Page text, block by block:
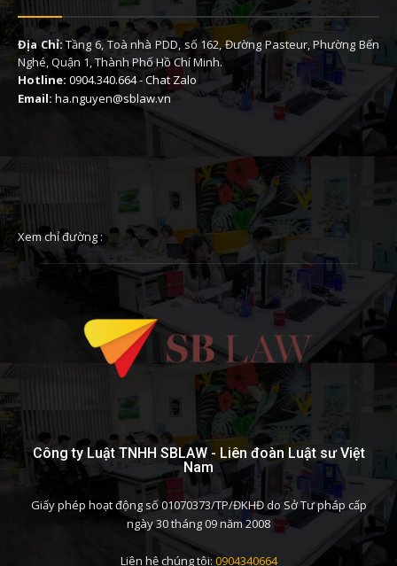
Địa Chỉ:Tầng 6, Toà nhà PDD, số 162, Đường Pasteur, Phường Bến
Nghé, Quận 1, Thành Phố Hồ Chí Minh.
Hotline: 0904.340.664-Chat Zalo
Email: ha.nguyen@sblaw.vn
Xem chỉ đường :
Công ty Luật TNHH SBLAW - Liên đoàn Luật sư Việt
Nam
Giấy phép hoạt động số 01070373/TP/ĐKHĐ do Sở Tư pháp cấp
ngày 30 tháng 09 năm 2008
Liên hệ chúng tôi: 0904340664